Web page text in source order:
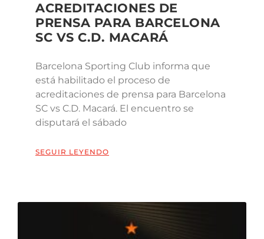
ACREDITACIONES DE
PRENSA PARA BARCELONA
SC VS C.D. MACARÁ
Barcelona Sporting Club informa que
está habilitado el proceso de
acreditaciones de prensa para Barcelona
SC vs C.D. Macará. El encuentro se
disputará el sábado
SEGUIR LEYENDO